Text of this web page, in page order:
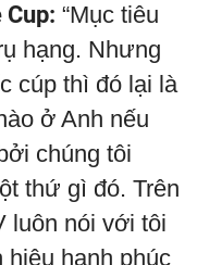
Cup: “Mục tiêu
hạng. Nhưng
cúp thì đó lại là
ở Anh nếu
chúng tôi
thứ gì đó. Trên
luôn nói với tôi
hiệu hạnh phúc